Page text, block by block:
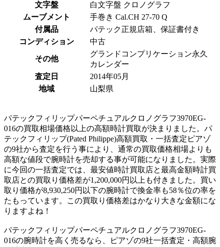
文字盤
白文字盤 クロノグラフ
ムーブメント
手巻き Cal.CH 27-70 Q
付属品
パテック正規店箱、保証書付き
コンディション
中古
その他
グランドコンプリケーション永久
カレンダー
査定日
2014年05月
地域
山梨県
パテックフィリップパーペチュアルクロノグラフ3970EG-
016の買取相場価格以上の高額時計買取が決まりました。パ
テックフィリップ(Pated Philippe)高額買取・一括査定ピアゾ
の9社から査定を行う事により、通常の買取価格相場よりも
高額な値段で腕時計を売却する事が可能になりました。実際
に今回の一括査定では、最安値時計買取店と最高金額時計買
取店との買取り価格差が1,200,000円以上も付きました。買い
取り価格が8,930,250円以下の腕時計で換金率も58％位の率を
たもっています。この買取り価格差はかなり大きな金額にな
りますよね！
パテックフィリップパーペチュアルクロノグラフ3970EG-
016の腕時計を高く売るなら、ピアゾの9社一括査定・高額腕